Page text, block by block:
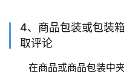
4、商品包装或包装
取评论
在商品或商品包装中